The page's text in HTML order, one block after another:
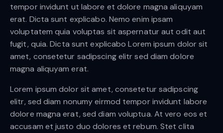
tempor invidunt ut labore et dolore magna aliquyam
erat. Dicta sunt explicabo. Nemo enim ipsam
voluptatem quia voluptas sit aspernatur aut odit aut
fugit, quia. Dicta sunt explicabo Lorem ipsum dolor sit
amet, consetetur sadipscing elitr sed diam dolore
magna aliquyam erat.
Lorem ipsum dolor sit amet, consetetur sadipscing
elitr, sed diam nonumy eirmod tempor invidunt labore
dolore magna erat, sed diam voluptua. At vero eos et
accusam et justo duo dolores et rebum. Stet clita